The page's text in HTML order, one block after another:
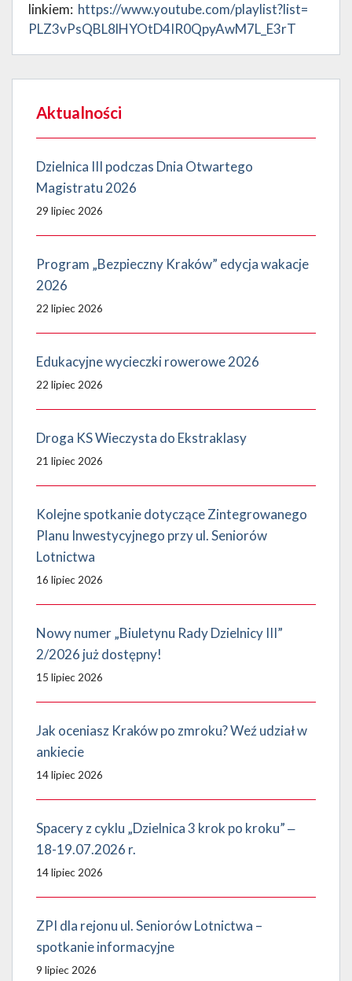
linkiem: https://www.youtube.com/playlist?list=
PLZ3vPsQBL8lHYOtD4IR0QpyAwM7L_ E3rT
Aktualności
Dzielnica III podczas Dnia Otwartego
Magistratu 2026
29 lipiec 2026
Program „Bezpieczny Kraków” edycja wakacje
2026
22 lipiec 2026
Edukacyjne wycieczki rowerowe 2026
22 lipiec 2026
Droga KS Wieczysta do Ekstraklasy
21 lipiec 2026
Kolejne spotkanie dotyczące Zintegrowanego
Planu Inwestycyjnego przy ul. Seniorów
Lotnictwa
16 lipiec 2026
Nowy numer „Biuletynu Rady Dzielnicy III”
2/2026 już dostępny!
15 lipiec 2026
Jak oceniasz Kraków po zmroku? Weź udział w
ankiecie
14 lipiec 2026
Spacery z cyklu „Dzielnica 3 krok po kroku” ‒
18-19.07.2026 r.
14 lipiec 2026
ZPI dla rejonu ul. Seniorów Lotnictwa –
spotkanie informacyjne
9 lipiec 2026